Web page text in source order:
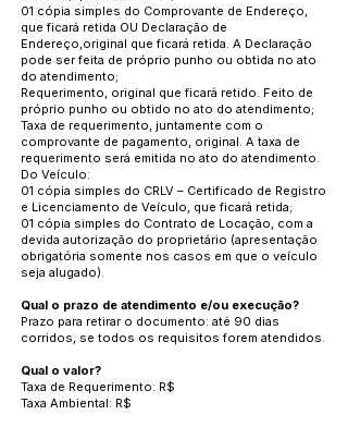
01 cópia simples do Comprovante de Endereço,
que ficará retida OU Declaração de
Endereço,original que ficará retida. A Declaração
pode ser feita de próprio punho ou obtida no ato
do atendimento;
Requerimento, original que ficará retido. Feito de
próprio punho ou obtido no ato do atendimento;
Taxa de requerimento, juntamente com o
comprovante de pagamento, original. A taxa de
requerimento será emitida no ato do atendimento.
Do Veículo:
01 cópia simples do CRLV – Certificado de Registro
e Licenciamento de Veículo, que ficará retida;
01 cópia simples do Contrato de Locação, com a
devida autorização do proprietário (apresentação
obrigatória somente nos casos em que o veículo
seja alugado).
Qual o prazo de atendimento e/ou execução?
Prazo para retirar o documento: até 90 dias
corridos, se todos os requisitos forem atendidos.
Qual o valor?
Taxa de Requerimento: R$
Taxa Ambiental: R$